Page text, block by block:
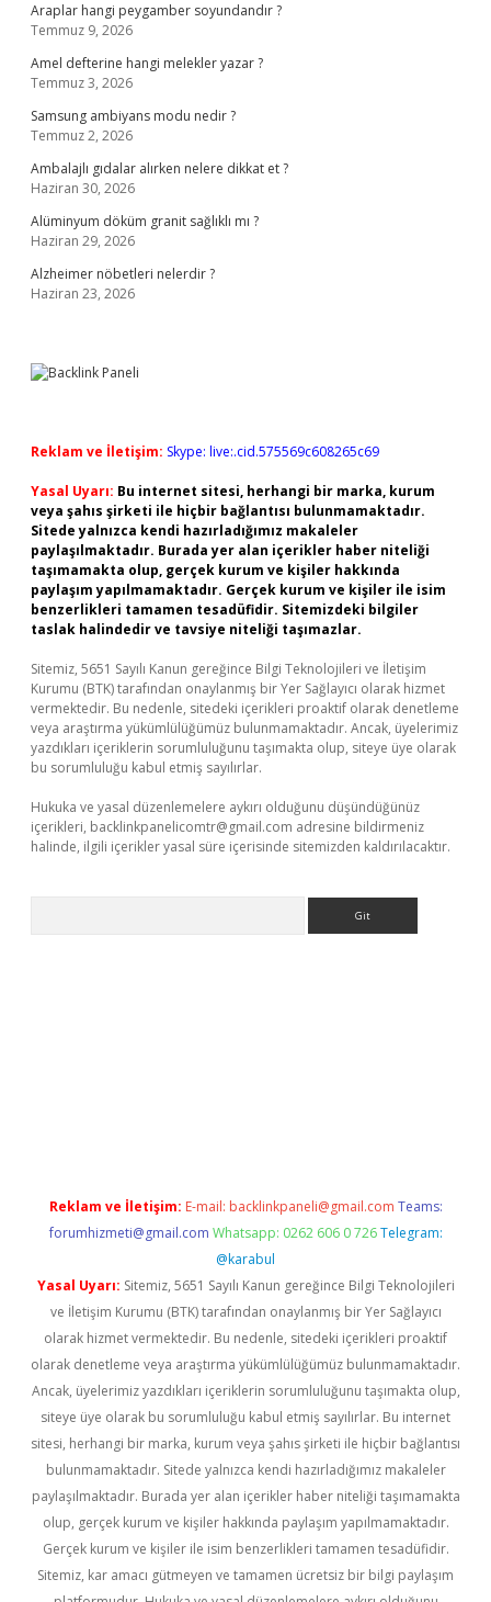
Araplar hangi peygamber soyundandır ?
Temmuz 9, 2026
Amel defterine hangi melekler yazar ?
Temmuz 3, 2026
Samsung ambiyans modu nedir ?
Temmuz 2, 2026
Ambalajlı gıdalar alırken nelere dikkat et ?
Haziran 30, 2026
Alüminyum döküm granit sağlıklı mı ?
Haziran 29, 2026
Alzheimer nöbetleri nelerdir ?
Haziran 23, 2026
Reklam ve İletişim: Skype: live:.cid.575569c608265c69
Yasal Uyarı: Bu internet sitesi, herhangi bir marka, kurum
veya şahıs şirketi ile hiçbir bağlantısı bulunmamaktadır.
Sitede yalnızca kendi hazırladığımız makaleler
paylaşılmaktadır. Burada yer alan içerikler haber niteliği
taşımamakta olup, gerçek kurum ve kişiler hakkında
paylaşım yapılmamaktadır. Gerçek kurum ve kişiler ile isim
benzerlikleri tamamen tesadüfidir. Sitemizdeki bilgiler
taslak halindedir ve tavsiye niteliği taşımazlar.
Sitemiz, 5651 Sayılı Kanun gereğince Bilgi Teknolojileri ve İletişim
Kurumu (BTK) tarafından onaylanmış bir Yer Sağlayıcı olarak hizmet
vermektedir. Bu nedenle, sitedeki içerikleri proaktif olarak denetleme
veya araştırma yükümlülüğümüz bulunmamaktadır. Ancak, üyelerimiz
yazdıkları içeriklerin sorumluluğunu taşımakta olup, siteye üye olarak
bu sorumluluğu kabul etmiş sayılırlar.
Hukuka ve yasal düzenlemelere aykırı olduğunu düşündüğünüz
içerikleri, backlinkpanelicomtr@gmail.com adresine bildirmeniz
halinde, ilgili içerikler yasal süre içerisinde sitemizden kaldırılacaktır.
Reklam ve İletişim: E-mail: backlinkpaneli@gmail.com Teams:
forumhizmeti@gmail.com Whatsapp: 0262 606 0 726 Telegram:
@karabul
Yasal Uyarı: Sitemiz, 5651 Sayılı Kanun gereğince Bilgi Teknolojileri
ve İletişim Kurumu (BTK) tarafından onaylanmış bir Yer Sağlayıcı
olarak hizmet vermektedir. Bu nedenle, sitedeki içerikleri proaktif
olarak denetleme veya araştırma yükümlülüğümüz bulunmamaktadır.
Ancak, üyelerimiz yazdıkları içeriklerin sorumluluğunu taşımakta olup,
siteye üye olarak bu sorumluluğu kabul etmiş sayılırlar. Bu internet
sitesi, herhangi bir marka, kurum veya şahıs şirketi ile hiçbir bağlantısı
bulunmamaktadır. Sitede yalnızca kendi hazırladığımız makaleler
paylaşılmaktadır. Burada yer alan içerikler haber niteliği taşımamakta
olup, gerçek kurum ve kişiler hakkında paylaşım yapılmamaktadır.
Gerçek kurum ve kişiler ile isim benzerlikleri tamamen tesadüfidir.
Sitemiz, kar amacı gütmeyen ve tamamen ücretsiz bir bilgi paylaşım